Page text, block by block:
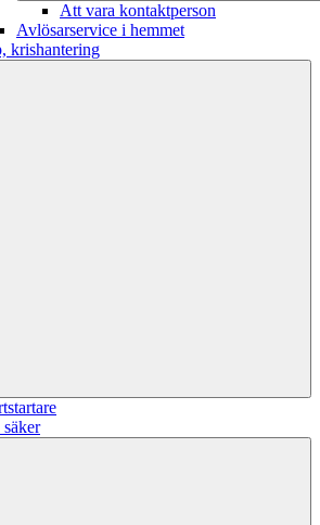
Att vara kontaktperson
Avlösarservice i hemmet
krishantering